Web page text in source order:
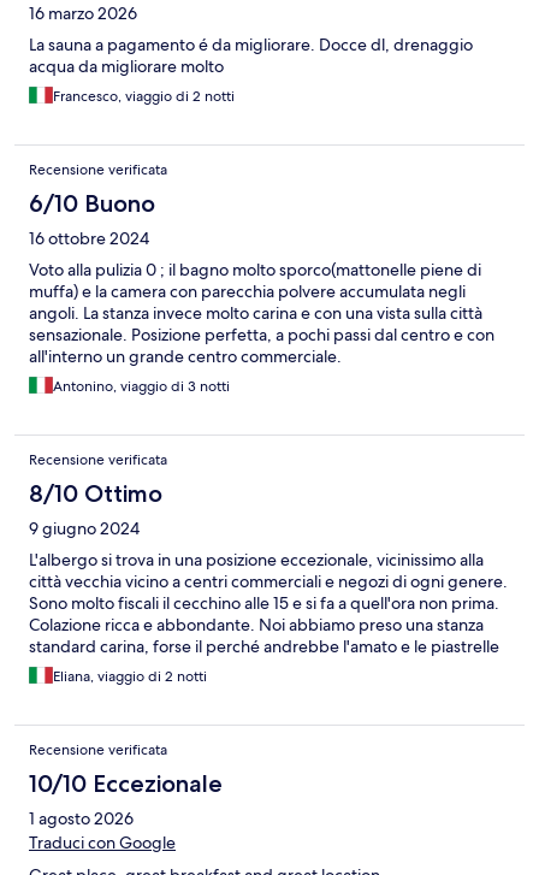
16 marzo 2026
La sauna a pagamento é da migliorare. Docce dl, drenaggio
acqua da migliorare molto
Francesco, viaggio di 2 notti
Recensione verificata
6/10 Buono
16 ottobre 2024
Voto alla pulizia 0 ; il bagno molto sporco(mattonelle piene di
muffa) e la camera con parecchia polvere accumulata negli
angoli. La stanza invece molto carina e con una vista sulla città
sensazionale. Posizione perfetta, a pochi passi dal centro e con
all'interno un grande centro commerciale.
Antonino, viaggio di 3 notti
Recensione verificata
8/10 Ottimo
9 giugno 2024
L'albergo si trova in una posizione eccezionale, vicinissimo alla
città vecchia vicino a centri commerciali e negozi di ogni genere.
Sono molto fiscali il cecchino alle 15 e si fa a quell'ora non prima.
Colazione ricca e abbondante. Noi abbiamo preso una stanza
standard carina, forse il perché andrebbe l'amato e le piastrelle
del bagno andrebbero rifugate per il resto non si può dire
proprio che la stanza fosse sporca anzi super pulita e
Eliana, viaggio di 2 notti
Recensione verificata
10/10 Eccezionale
1 agosto 2026
Traduci con Google